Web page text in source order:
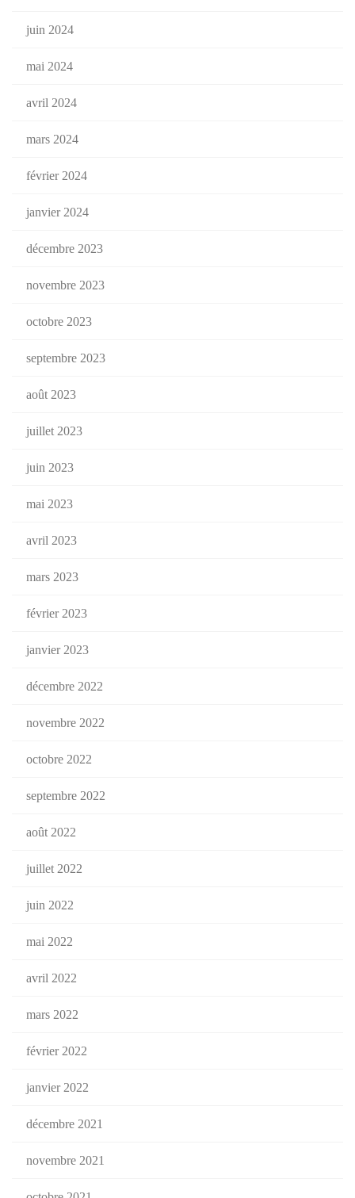
juin 2024
mai 2024
avril 2024
mars 2024
février 2024
janvier 2024
décembre 2023
novembre 2023
octobre 2023
septembre 2023
août 2023
juillet 2023
juin 2023
mai 2023
avril 2023
mars 2023
février 2023
janvier 2023
décembre 2022
novembre 2022
octobre 2022
septembre 2022
août 2022
juillet 2022
juin 2022
mai 2022
avril 2022
mars 2022
février 2022
janvier 2022
décembre 2021
novembre 2021